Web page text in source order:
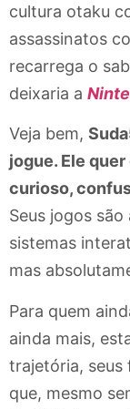
cultura otaku
assassinatos
recarrega o
deixaria a
Veja bem,
jogue. Ele
curioso,
Seus jogos
sistemas
mas
Para quem
ainda mais,
trajetória, seus
que, mesmo